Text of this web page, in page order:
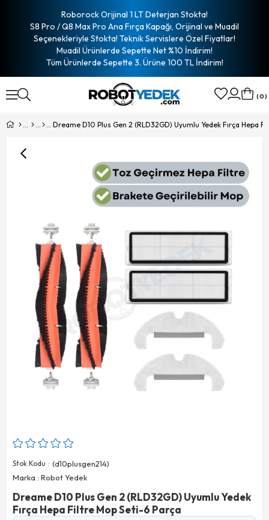
Roborock Orijinal 1 LT Deterjan Stokta!
S8 Pro / Q8 Max Pro Ana Fırça Kapağı, Orijinal ve Muadil
Seçenekleriyle Stokta! Teknik Servislere Özel Fiyatlar!
Muadil Ürünlerde Sepette Net %10 İndirim!
Tüm Ürünlerde Sepette 3. Ürüne 100 TL İndirim!
0
Stok Kodu
(d10plusgen214)
Marka : Robot Yedek
Dreame D10 Plus Gen 2 (RLD32GD) Uyumlu Yedek
Fırça Hepa Filtre Mop Seti-6 Parça